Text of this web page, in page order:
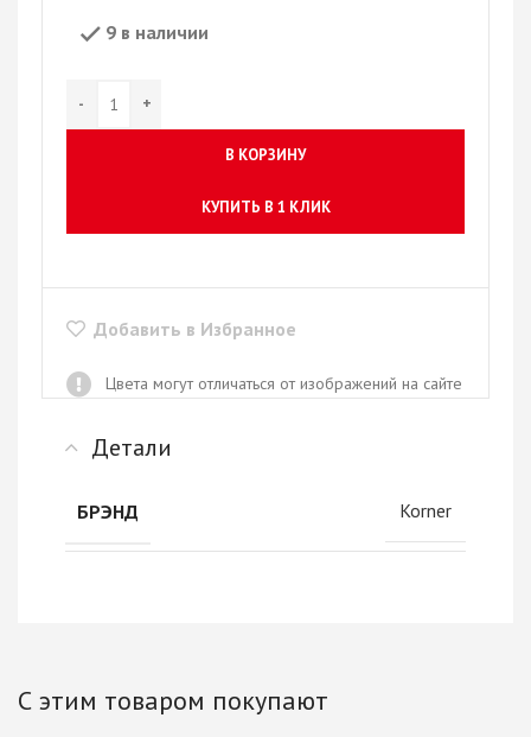
9 в наличии
В КОРЗИНУ
КУПИТЬ В 1 КЛИК
Добавить в Избранное
Цвета могут отличаться от изображений на сайте
Детали
БРЭНД Korner
С этим товаром покупают